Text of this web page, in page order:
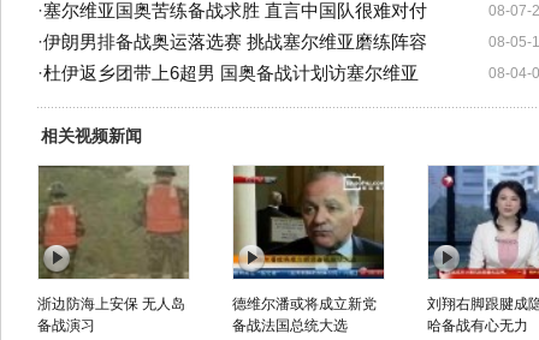
08-07-
·塞尔维亚国奥苦练备战求胜 直言中国队很难对付
08-05-
·伊朗男排备战奥运落选赛 挑战塞尔维亚磨练阵容
08-04-
·杜伊返乡团带上6超男 国奥备战计划访塞尔维亚
相关视频新闻
浙边防海上安保 无人岛
备战演习
德维尔潘或将成立新党
备战法国总统大选
刘翔右脚跟腱成
哈备战有心无力